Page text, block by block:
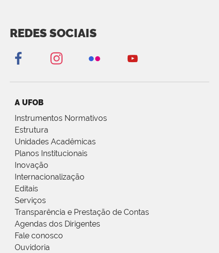
REDES SOCIAIS
A UFOB
Instrumentos Normativos
Estrutura
Unidades Acadêmicas
Planos Institucionais
Inovação
Internacionalização
Editais
Serviços
Transparência e Prestação de Contas
Agendas dos Dirigentes
Fale conosco
Ouvidoria